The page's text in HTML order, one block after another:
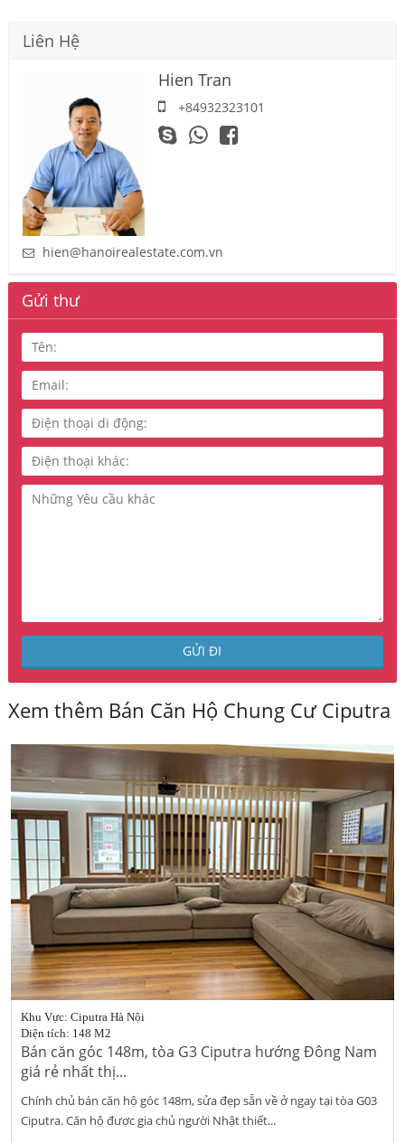
Liên Hệ
Hien Tran
+84932323101
hien@hanoirealestate.com.vn
Gửi thư
Xem thêm Bán Căn Hộ Chung Cư Ciputra
Khu Vực: Ciputra Hà Nội
Diện tích: 148 M2
Bán căn góc 148m, tòa G3 Ciputra hướng Đông Nam
giá rẻ nhất thị...
Chính chủ bán căn hộ góc 148m, sửa đẹp sẵn về ở ngay tại tòa G03
Ciputra. Căn hộ được gia chủ người Nhật thiết...